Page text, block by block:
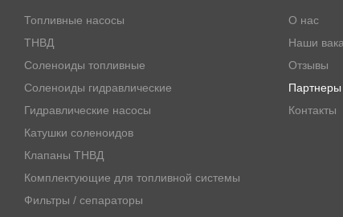
Топливные насосы
ТНВД
Соленоиды топливные
Соленоиды гидравлические
Гидравлические насосы
Катушки соленоидов
Клапаны ТНВД
Комплектующие для топливной системы
Фильтры / сепараторы
О нас
Наши
Отзывы
Партнеры
Контакты